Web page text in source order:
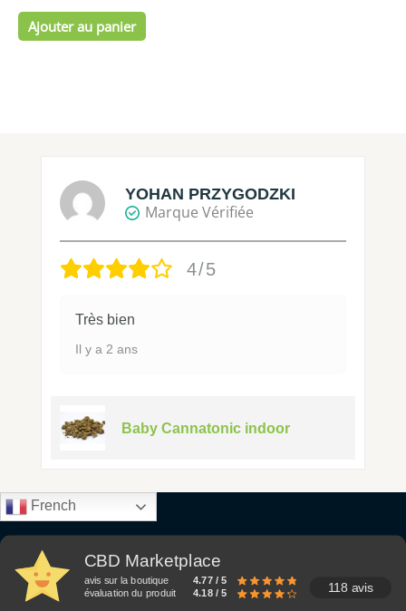
Ajouter au panier
YOHAN PRZYGODZKI
Marque Vérifiée
4/5
Très bien
Il y a 2 ans
Baby Cannatonic indoor
French
CBD Marketplace
avis sur la boutique
4.77 / 5
évaluation du produit
4.18 / 5 118 avis